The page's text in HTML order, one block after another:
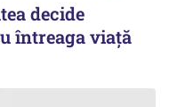
decide
întreaga viață